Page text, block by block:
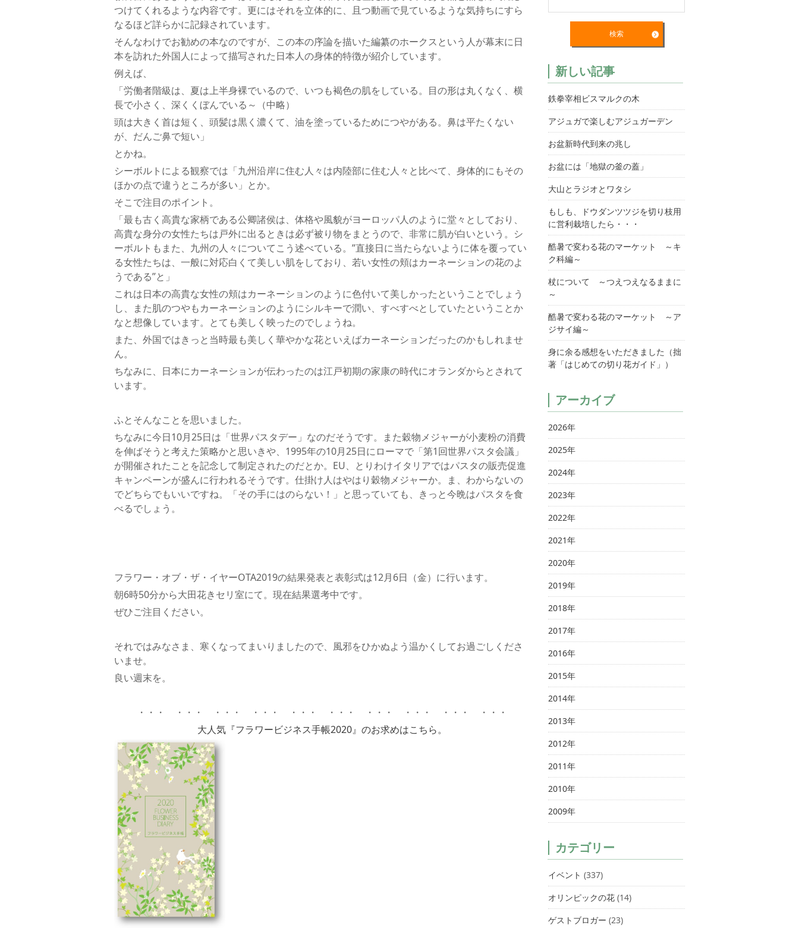
つけてくれるような内容です。更にはそれを立体的に、且つ動画で見ているような気持ちにすら
なるほど詳らかに記録されています。
そんなわけでお勧めの本なのですが、この本の序論を描いた編纂のホークスという人が幕末に日
本を訪れた外国人によって描写された日本人の身体的特徴が紹介しています。
例えば、
「労働者階級は、夏は上半身裸でいるので、いつも褐色の肌をしている。目の形は丸くなく、横
長で小さく、深くくぼんでいる～（中略）
頭は大きく首は短く、頭髪は黒く濃くて、油を塗っているためにつやがある。鼻は平たくない
が、だんご鼻で短い」
とかね。
シーボルトによる観察では「九州沿岸に住む人々は内陸部に住む人々と比べて、身体的にもその
ほかの点で違うところが多い」とか。
そこで注目のポイント。
「最も古く高貴な家柄である公卿諸侯は、体格や風貌がヨーロッパ人のように堂々としており、
高貴な身分の女性たちは戸外に出るときは必ず被り物をまとうので、非常に肌が白いという。シ
ーボルトもまた、九州の人々についてこう述べている。”直接日に当たらないように体を覆ってい
る女性たちは、一般に対応白くて美しい肌をしており、若い女性の頬はカーネーションの花のよ
うである”と」
これは日本の高貴な女性の頬はカーネーションのように色付いて美しかったということでしょう
し、また肌のつやもカーネーションのようにシルキーで潤い、すべすべとしていたということか
なと想像しています。とても美しく映ったのでしょうね。
また、外国ではきっと当時最も美しく華やかな花といえばカーネーションだったのかもしれませ
ん。
ちなみに、日本にカーネーションが伝わったのは江戸初期の家康の時代にオランダからとされて
います。
ふとそんなことを思いました。
ちなみに今日10月25日は「世界パスタデー」なのだそうです。また穀物メジャーが小麦粉の消費
を伸ばそうと考えた策略かと思いきや、1995年の10月25日にローマで「第1回世界パスタ会議」
が開催されたことを記念して制定されたのだとか。EU、とりわけイタリアではパスタの販売促進
キャンペーンが盛んに行われるそうです。仕掛け人はやはり穀物メジャーか。ま、わからないの
でどちらでもいいですね。「その手にはのらない！」と思っていても、きっと今晩はパスタを食
べるでしょう。
フラワー・オブ・ザ・イヤーOTA2019の結果発表と表彰式は12月6日（金）に行います。
朝6時50分から大田花きセリ室にて。現在結果選考中です。
ぜひご注目ください。
それではみなさま、寒くなってまいりましたので、風邪をひかぬよう温かくしてお過ごしくださ
いませ。
良い週末を。
・・・ ・・・ ・・・ ・・・ ・・・ ・・・ ・・・ ・・・ ・・・ ・・・
大人気『フラワービジネス手帳2020』のお求めはこちら。
新しい記事
鉄拳宰相ビスマルクの木
アジュガで楽しむアジュガーデン
お盆新時代到来の兆し
お盆には「地獄の釜の蓋」
大山とラジオとワタシ
もしも、ドウダンツツジを切り枝用
に営利栽培したら・・・
酷暑で変わる花のマーケット ～キ
ク科編～
杖について ～つえつえなるままに
～
酷暑で変わる花のマーケット ～ア
ジサイ編～
身に余る感想をいただきました（拙
著「はじめての切り花ガイド」）
アーカイブ
2026年
2025年
2024年
2023年
2022年
2021年
2020年
2019年
2018年
2017年
2016年
2015年
2014年
2013年
2012年
2011年
2010年
2009年
カテゴリー
イベント (337)
オリンピックの花 (14)
ゲストブロガー (23)